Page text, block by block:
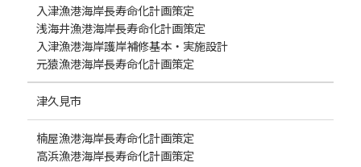
入津漁港海岸長寿命化計画策定
浅海井漁港海岸長寿命化計画策定
入津漁港海岸護岸補修基本・実施設計
元猿漁港海岸長寿命化計画策定
津久見市
楠屋漁港海岸長寿命化計画策定
高浜漁港海岸長寿命化計画策定